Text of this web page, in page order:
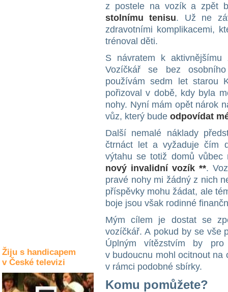
Žiju s handicapem
v České televizi
z postele na vozík a zpět
stolnímu tenisu. Už ne
zdravotními komplikacemi,
trénoval děti.
S návratem k
Vozíčkář se bez osobního
používám sedm let starou
pořizoval v době, kdy byla
nohy. Nyní mám opět nárok
vůz, který bude odpovídat
Další nemalé náklady
čtrnáct let a vyžaduje čím
výtahu se totiž domů
nový invalidní vozík **.
pravé nohy mi žádný z nich
příspěvky mohu žádat, ale
boje jsou však rodinné
Mým cílem je dostat se
vozíčkář. A pokud by se vše
Úplným vítězstvím by
v budoucnu mohl ocitnout na
v rámci podobné sbírky.
Komu pomůžete?